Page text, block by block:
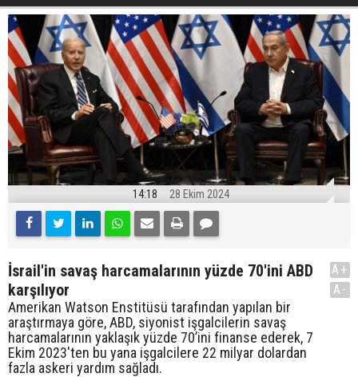
14:18 28 Ekim 2024
İsrail'in savaş harcamalarının yüzde 70'ini ABD
karşılıyor
Amerikan Watson Enstitüsü tarafından yapılan bir
araştırmaya göre, ABD, siyonist işgalcilerin savaş
harcamalarının yaklaşık yüzde 70’ini finanse ederek, 7
Ekim 2023'ten bu yana işgalcilere 22 milyar dolardan
fazla askeri yardım sağladı.
A+
A-